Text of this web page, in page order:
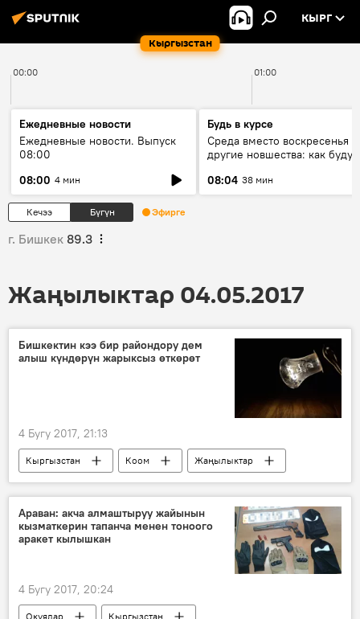
Кыргызстан
КЫРГ
00:00 01:00
Ежедневные новости
Ежедневные новости. Выпуск
08:00
08:00 4 мин
Будь в курсе
Среда вместо воскресенья и
другие новшества: как будут
08:04 38 мин
Кечээ Бүгүн Эфирге
г. Бишкек 89.3
Жаңылыктар 04.05.2017
Бишкектин кээ бир райондору дем
алыш күндөрүн жарыксыз өткөрөт
4 Бугу 2017, 21:13
Кыргызстан Коом
Жаңылыктар
Бишкек
свет
Араван: акча алмаштыруу жайынын
кызматкерин тапанча менен тоноого
аракет кылышкан
4 Бугу 2017, 20:24
Окуялар
Кыргызстан